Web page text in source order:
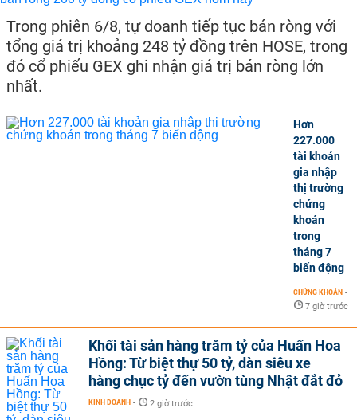
Trong phiên 6/8, tự doanh tiếp tục bán ròng với
tổng giá trị khoảng 248 tỷ đồng trên HOSE, trong
đó cổ phiếu GEX ghi nhận giá trị bán ròng lớn
nhất.
Hơn
227.000
tài khoản
gia nhập
thị trường
chứng
khoán
trong
tháng 7
biến động
CHỨNG KHOÁN -
7 giờ trước
Khối tài sản hàng trăm tỷ của Huấn Hoa
Hồng: Từ biệt thự 50 tỷ, dàn siêu xe
hàng chục tỷ đến vườn tùng Nhật đắt đỏ
KINH DOANH - 2 giờ trước